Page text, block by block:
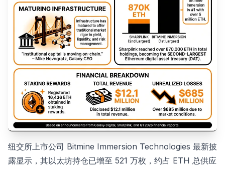
纽交所上市公司 Bitmine Immersion Technologies 最新披
露显示，其以太坊持仓已增至 521 万枚，约占 ETH 总供应